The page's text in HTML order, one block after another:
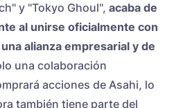
y "Tokyo Ghoul", acaba de
al unirse oficialmente con
alianza empresarial y de
una colaboración
acciones de Asahi, lo
también tiene parte del